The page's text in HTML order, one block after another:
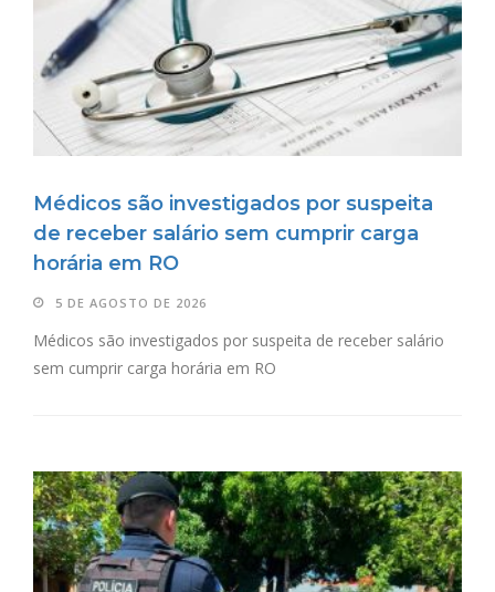
Médicos são investigados por suspeita
de receber salário sem cumprir carga
horária em RO
5 DE AGOSTO DE 2026
Médicos são investigados por suspeita de receber salário
sem cumprir carga horária em RO